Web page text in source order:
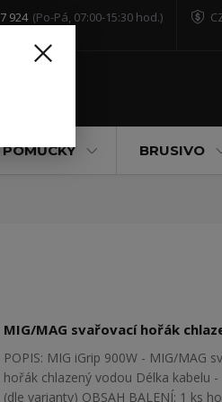
924 (Po-Pá, 07:00-15:30 hod.)
BRUSIVO
MIG/MAG svařovací hořák
POPIS: MIG iGrip 900W - MIG/MAG
hořák chlazený vodou Délka kabelu
(dle varianty) OBSAH BALENÍ: 1 ks